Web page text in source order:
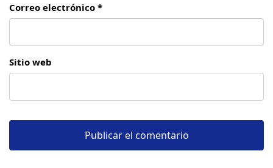
Correo electrónico *
Sitio web